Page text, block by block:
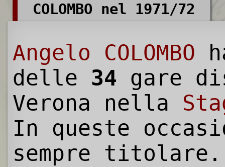
COLOMBO nel 1971/72
Angelo COLOMBO
delle 34 gare
Verona nella
In queste
sempre titolare.